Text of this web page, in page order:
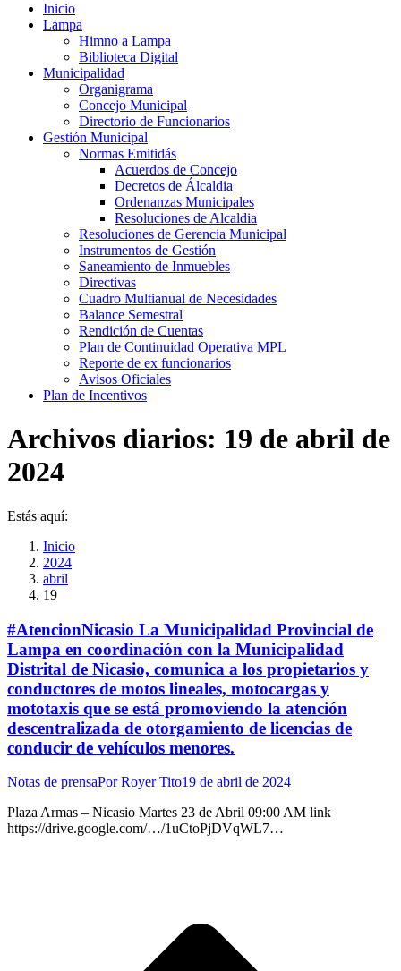
Inicio
Lampa
Himno a Lampa
Biblioteca Digital
Municipalidad
Organigrama
Concejo Municipal
Directorio de Funcionarios
Gestión Municipal
Normas Emitidás
Acuerdos de Concejo
Decretos de Álcaldia
Ordenanzas Municipales
Resoluciones de Alcaldia
Resoluciones de Gerencia Municipal
Instrumentos de Gestión
Saneamiento de Inmuebles
Directivas
Cuadro Multianual de Necesidades
Balance Semestral
Rendición de Cuentas
Plan de Continuidad Operativa MPL
Reporte de ex funcionarios
Avisos Oficiales
Plan de Incentivos
Archivos diarios: 19 de abril de
2024
Estás aquí:
Inicio
2024
abril
19
#AtencionNicasio La Municipalidad Provincial de
Lampa en coordinación con la Municipalidad
Distrital de Nicasio, comunica a los propietarios y
conductores de motos lineales, motocargas y
mototaxis que se está promoviendo la atención
descentralizada de otorgamiento de licencias de
conducir de vehículos menores.
Notas de prensaPorRoyer Tito19 de abril de 2024
Plaza Armas – Nicasio Martes 23 de Abril 09:00 AM link
https://drive.google.com/…/1uCtoPjDVqWL7…